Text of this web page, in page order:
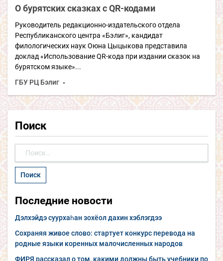
О бурятских сказках с QR-кодами
Руководитель редакционно-издательского отдела
Республиканского центра «Бэлиг», кандидат
филологических наук Оюна Цыцыкова представила
доклад «Использование QR-кода при издании сказок на
бурятском языке»...
ГБУ РЦ Бэлиг
Поиск
Последние новости
Дэлхэйдэ суурхаһан зохёол дахин хэблэгдээ
Сохраняя живое слово: стартует конкурс перевода на
родные языки коренных малочисленных народов
ФИРЯ рассказал о том, какими должны быть учебники по